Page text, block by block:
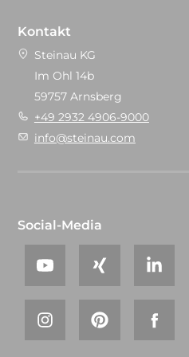
Kontakt
Steinau KG
Im Ohl 14b
59757 Arnsberg
+49 2932 4906-9000
info@steinau.com
Social-Media